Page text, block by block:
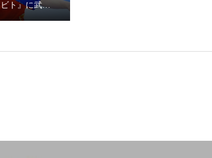
9』にフェンシングの木村毬乃選手・狩野愛巳選手が
をキャステ
グ
ト』に武術
極拳・三船仁